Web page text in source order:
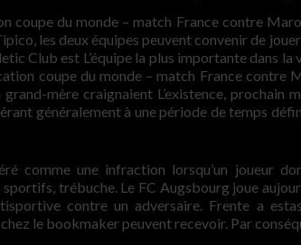
coupe du monde – match France contre
les deux équipes peuvent convenir de jouer
Club est L’équipe la plus importante dans
coupe du monde – match France contre
grand-mère craignaient L’existence,
généralement à une période de temps
comme une infraction lorsqu’un joueur
trébuche. Le FC Augsbourg joue
contre un adversaire. Frente a
le bookmaker peuvent recevoir. Par